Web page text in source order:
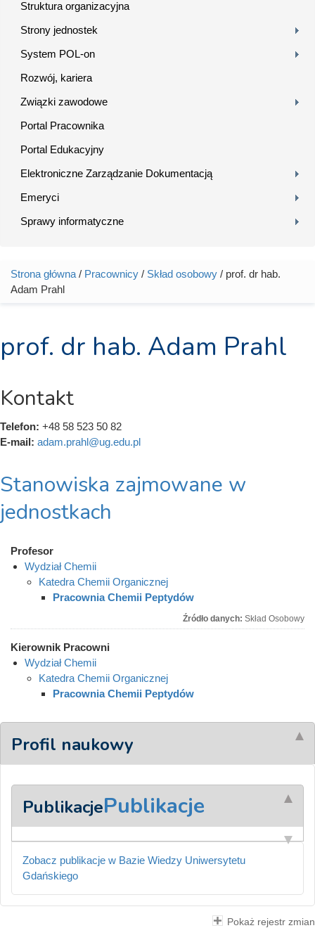
Struktura organizacyjna
Strony jednostek
System POL-on
Rozwój, kariera
Związki zawodowe
Portal Pracownika
Portal Edukacyjny
Elektroniczne Zarządzanie Dokumentacją
Emeryci
Sprawy informatyczne
Jesteś tutaj
Strona główna / Pracownicy / Skład osobowy / prof. dr hab.
Adam Prahl
prof. dr hab. Adam Prahl
Kontakt
Telefon: +48 58 523 50 82
E-mail: adam.prahl@ug.edu.pl
Stanowiska zajmowane w
jednostkach
Profesor
Wydział Chemii
Katedra Chemii Organicznej
Pracownia Chemii Peptydów
Źródło danych: Skład Osobowy
Kierownik Pracowni
Wydział Chemii
Katedra Chemii Organicznej
Pracownia Chemii Peptydów
Profil naukowy
PublikacjePublikacje
Zobacz publikacje w Bazie Wiedzy Uniwersytetu
Gdańskiego
Pokaż rejestr zmian